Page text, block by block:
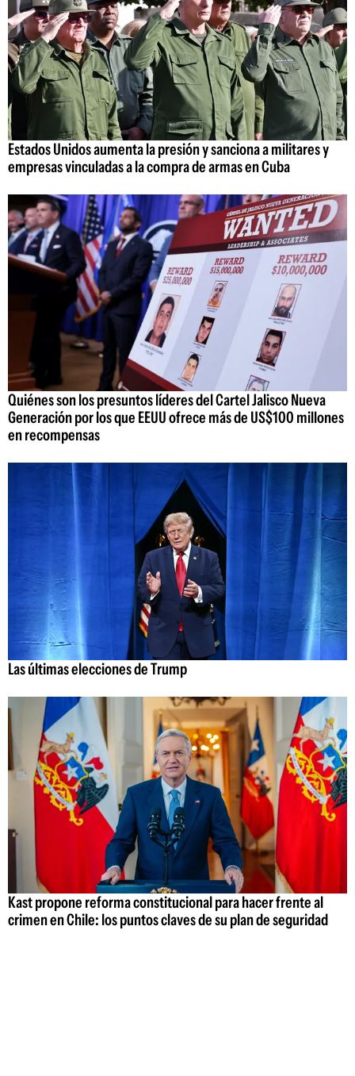
Estados Unidos aumenta la presión y sanciona a militares y
empresas vinculadas a la compra de armas en Cuba
Quiénes son los presuntos líderes del Cartel Jalisco Nueva
Generación por los que EEUU ofrece más de US$100 millones
en recompensas
Las últimas elecciones de Trump
Kast propone reforma constitucional para hacer frente al
crimen en Chile: los puntos claves de su plan de seguridad